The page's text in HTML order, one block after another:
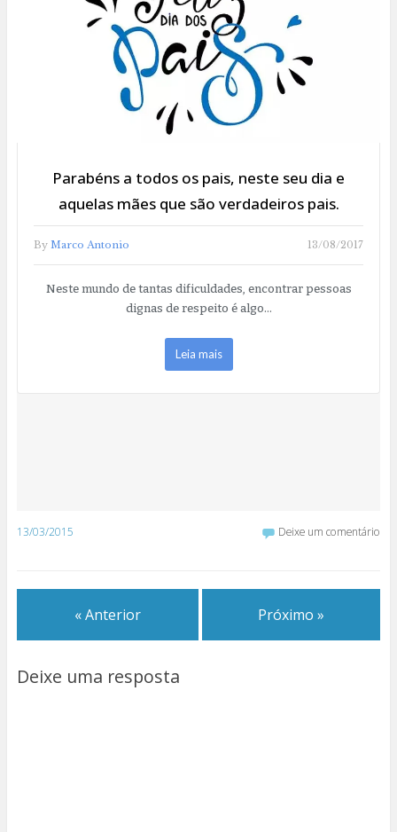
Parabéns a todos os pais, neste seu dia e
aquelas mães que são verdadeiros pais.
By Marco Antonio 13/08/2017
Neste mundo de tantas dificuldades, encontrar pessoas
dignas de respeito é algo…
Leia mais
13/03/2015 Deixe um comentário
« Anterior Próximo »
Deixe uma resposta